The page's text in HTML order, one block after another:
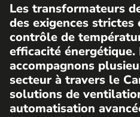
Les transformateurs
des exigences strictes
contrôle de
efficacité énergétique.
accompagnons
secteur à travers le
solutions de
automatisation